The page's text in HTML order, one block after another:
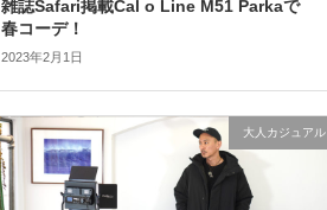
雑誌Safari掲載Cal o Line M51 Parkaで
春コーデ！
2023年2月1日
大人カジュアル